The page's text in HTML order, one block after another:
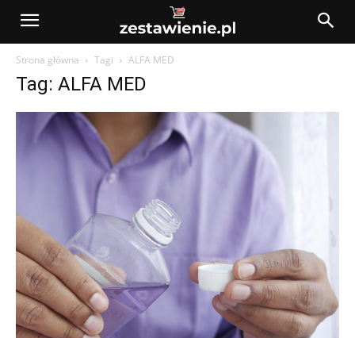
Strona główna Tagi ALFA MED
Tag: ALFA MED